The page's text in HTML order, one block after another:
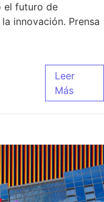
el futuro de
innovación. Prensa
Leer
Más